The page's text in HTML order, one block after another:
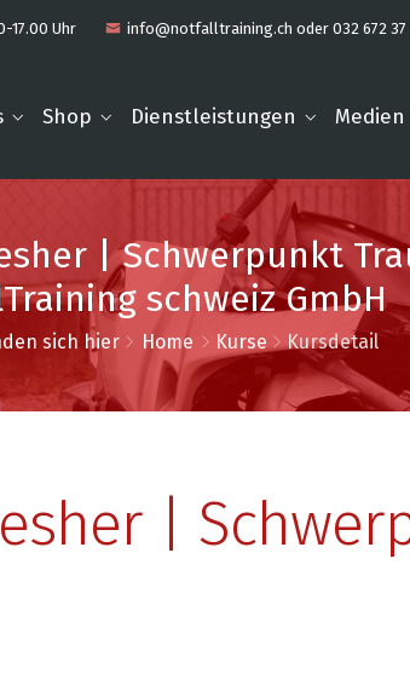
17.00 Uhr info@notfalltraining.ch oder 032 672 37
Shop Dienstleistungen Medien
| Schwerpunkt
schweiz GmbH
sich hier Home Kurse Kursdetail
|